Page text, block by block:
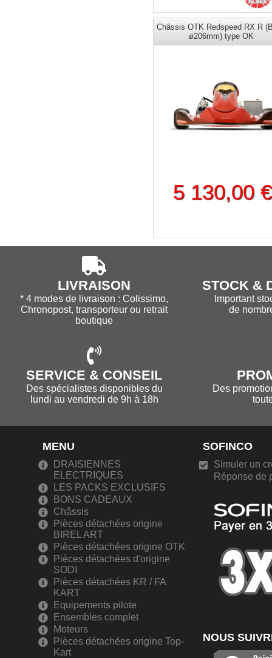
Châssis OTK Redspeed RX R
ø206mm) type OK
5 130,00 €
LIVRAISON
* 4 modes de livraison : Colissimo,
Chronopost, transporteur ou retrait
boutique
STOCK &
Important
de
SERVICE & CONSEIL
Des spécialistes disponibles du
lundi au vendredi de 9h à 18h
Des
MENU
DRAISIENNES
ELECTRIQUES
LES PACKS EXCLUSIFS
BONS CADEAUX
Châssis
Pièces détachées origine
BIREL ART
Pièces détachées origine OTK
Pièces détachées d'origine
SODI
Pièces détachées KR / FA
KART
Equipements pilote
Ensembles complet
Moteurs
Pièces détachées origine Top-
Kart
SOFINCO
Simuler un
Réponse de
NOUS